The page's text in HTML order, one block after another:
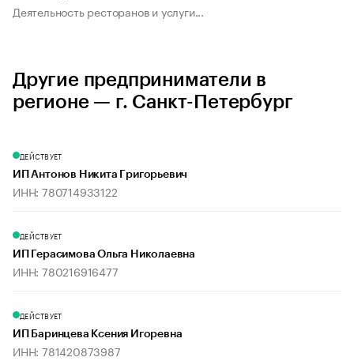
Деятельность ресторанов и услуги...
Другие предприниматели в
регионе — г. Санкт-Петербург
ДЕЙСТВУЕТ
ИП Антонов Никита Григорьевич
ИНН: 780714933122
ДЕЙСТВУЕТ
ИП Герасимова Ольга Николаевна
ИНН: 780216916477
ДЕЙСТВУЕТ
ИП Баринцева Ксения Игоревна
ИНН: 781420873987